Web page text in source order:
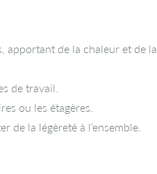
apportant de la chaleur et de la
de travail.
ou les étagères.
de la légèreté à l’ensemble.